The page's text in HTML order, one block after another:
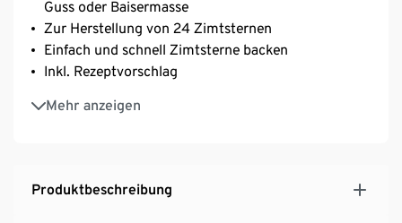
Guss oder Baisermasse
Zur Herstellung von 24 Zimtsternen
Einfach und schnell Zimtsterne backen
Inkl. Rezeptvorschlag
Mehr anzeigen
Spülmaschinengeeignet
Produktbeschreibung